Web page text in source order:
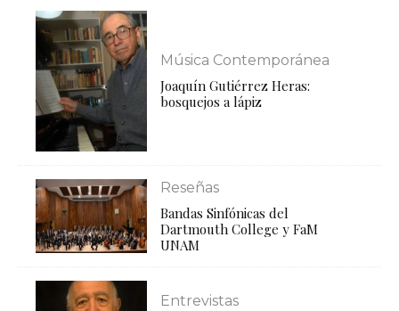
Música Contemporánea
Joaquín Gutiérrez Heras:
bosquejos a lápiz
Reseñas
Bandas Sinfónicas del
Dartmouth College y FaM
UNAM
Entrevistas